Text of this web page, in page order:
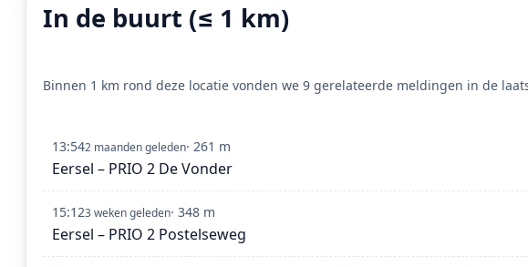
In de buurt (≤ 1 km)
Binnen 1 km rond deze locatie vonden we 9 gerelateerde meldingen in de
13:542 maanden geleden· 261 m
Eersel – PRIO 2 De Vonder
15:123 weken geleden· 348 m
Eersel – PRIO 2 Postelseweg